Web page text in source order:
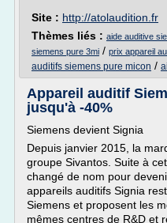
Site : http://atolaudition.fr
Thèmes liés : aide auditive
siemens pure 3mi / prix appareil
auditifs siemens pure micon /
Appareil auditif
jusqu'à -40%
Siemens devient Signia
Depuis janvier 2015, la
groupe Sivantos. Suite à
changé de nom pour
appareils auditifs Signia
Siemens et proposent les
mêmes centres de R&D et